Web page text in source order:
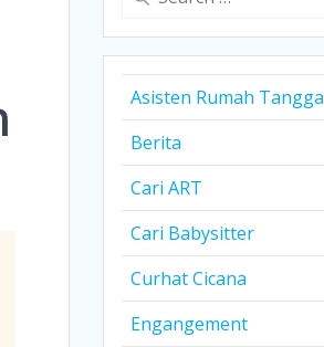
Asisten Rumah Tangga
Berita
Cari ART
Cari Babysitter
Curhat Cicana
Engangement